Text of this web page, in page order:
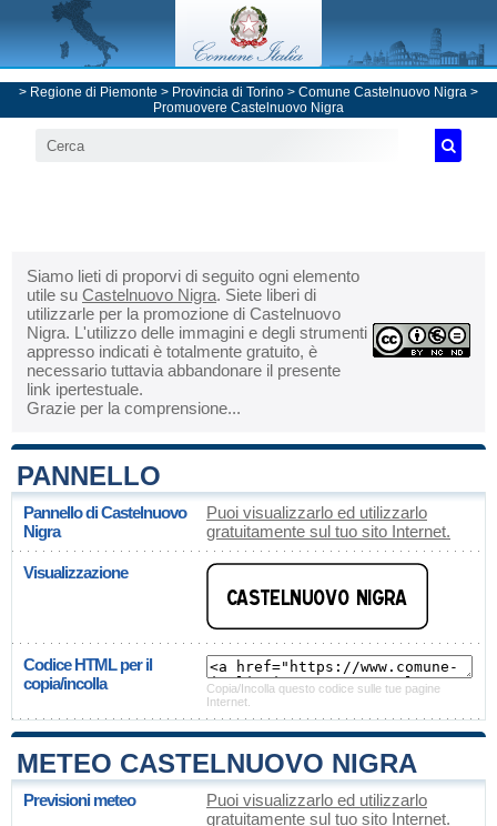
> Regione di Piemonte > Provincia di Torino > Comune Castelnuovo Nigra >
Promuovere Castelnuovo Nigra
Siamo lieti di proporvi di seguito ogni elemento
utile su Castelnuovo Nigra. Siete liberi di
utilizzarle per la promozione di Castelnuovo
Nigra. L'utilizzo delle immagini e degli strumenti
appresso indicati è totalmente gratuito, è
necessario tuttavia abbandonare il presente
link ipertestuale.
Grazie per la comprensione...
PANNELLO
Pannello di Castelnuovo
Nigra
Puoi visualizzarlo ed utilizzarlo
gratuitamente sul tuo sito Internet.
Visualizzazione
Codice HTML per il
copia/incolla
Copia/Incolla questo codice sulle tue pagine
Internet.
METEO CASTELNUOVO NIGRA
Previsioni meteo
Puoi visualizzarlo ed utilizzarlo
gratuitamente sul tuo sito Internet.